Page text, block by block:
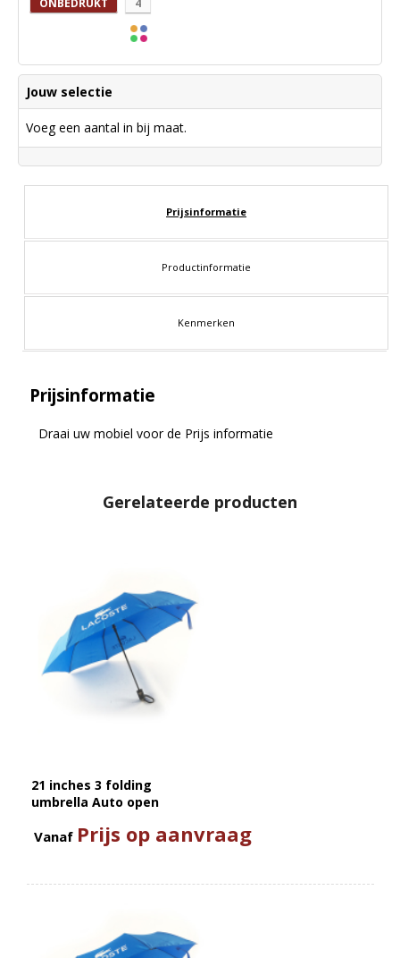
ONBEDRUKT 4
Jouw selectie
Voeg een aantal in bij maat.
Prijsinformatie
Productinformatie
Kenmerken
Prijsinformatie
Draai uw mobiel voor de Prijs informatie
Gerelateerde producten
21 inches 3 folding
umbrella Auto open
Vanaf Prijs op aanvraag